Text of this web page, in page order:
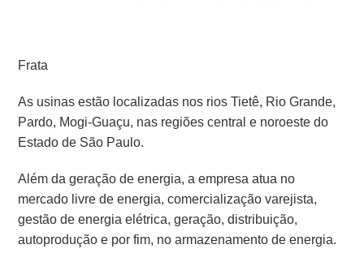
Frata
As usinas estão localizadas nos rios Tietê, Rio Grande,
Pardo, Mogi-Guaçu, nas regiões central e noroeste do
Estado de São Paulo.
Além da geração de energia, a empresa atua no
mercado livre de energia, comercialização varejista,
gestão de energia elétrica, geração, distribuição,
autoprodução e por fim, no armazenamento de energia.